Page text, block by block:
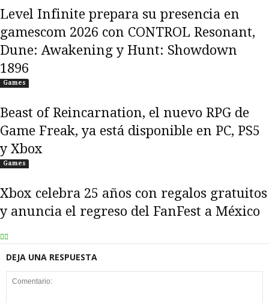
Level Infinite prepara su presencia en
gamescom 2026 con CONTROL Resonant,
Dune: Awakening y Hunt: Showdown
1896
Games
Beast of Reincarnation, el nuevo RPG de
Game Freak, ya está disponible en PC, PS5
y Xbox
Games
Xbox celebra 25 años con regalos gratuitos
y anuncia el regreso del FanFest a México
DEJA UNA RESPUESTA